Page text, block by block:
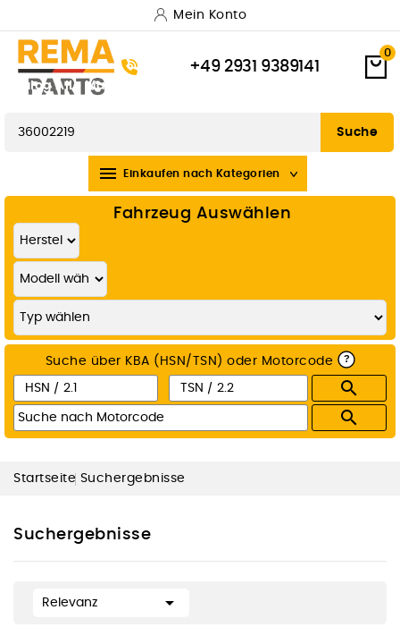
Mein Konto
+49 2931 9389141
0
Fahrzeug Auswählen
Suche über KBA (HSN/TSN) oder Motorcode ?


 Einkaufen nach Kategorien
Katalog Alle Marken
Widerrufsbelehrung Suche
Startseite Suchergebnisse
Suchergebnisse
Relevanz 